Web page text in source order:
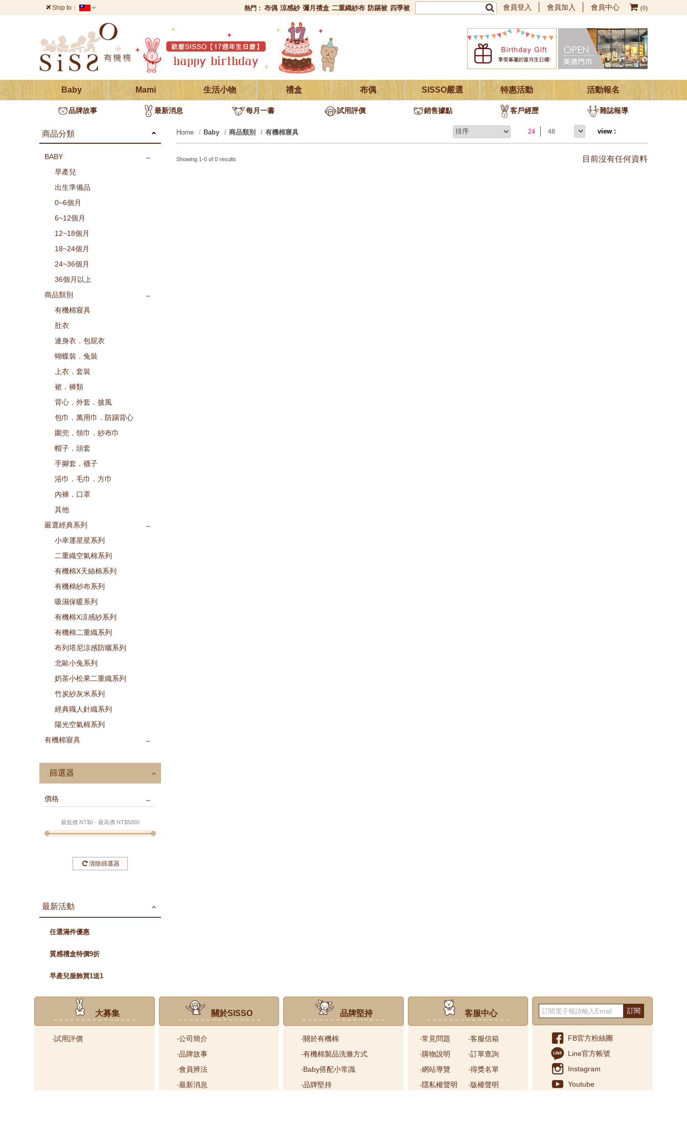
(0)
會員登入 會員加入 會員中心
Ship to：
香港 義大利 葡萄牙
瑞士 奧地利 波蘭
加拿大
澳大利亞
南非
熱門： 布偶 涼感紗 彌月禮盒 二重織紗布 防踢被 四季被
Baby Mami 生活小物 禮盒 布偶 SISSO嚴選 特惠活動 活動報名
品牌故事 最新消息 每月一書 試用評價 銷售據點 客戶經歷 雜誌報導
商品分類
BABY
早產兒
出生準備品
0~6個月
6~12個月
12~18個月
18~24個月
24~36個月
36個月以上
商品類別
有機棉寢具
肚衣
連身衣．包屁衣
蝴蝶裝．兔裝
上衣．套裝
裙．褲類
背心．外套．披風
包巾．萬用巾．防踢背心
圍兜．領巾．紗布巾
帽子．頭套
手腳套．襪子
浴巾．毛巾．方巾
內褲．口罩
其他
嚴選經典系列
小幸運星星系列
二重織空氣棉系列
有機棉X天絲棉系列
有機棉紗布系列
吸濕保暖系列
有機棉X涼感紗系列
有機棉二重織系列
布列塔尼涼感防曬系列
北歐小兔系列
奶茶小松果二重織系列
竹炭紗灰米系列
經典職人針織系列
陽光空氣棉系列
有機棉寢具
篩選器
價格
最低價 NT$0 - 最高價 NT$5000
清除篩選器
最新活動
任選滿件優惠
質感禮盒特價9折
早產兒服飾買1送1
Home Baby 商品類別 有機棉寢具 24 48
Showing 1-0 of 0 results 目前沒有任何資料
大募集
‧試用評價
關於SISSO
‧公司簡介
‧品牌故事
‧會員辨法
‧最新消息
品牌堅持
‧關於有機棉
‧有機棉製品洗滌方式
‧Baby搭配小常識
‧品牌堅持
客服中心
‧常見問題
‧客服信箱
‧購物說明
‧訂單查詢
‧網站導覽
‧得獎名單
‧隱私權聲明
‧版權聲明
訂閱
FB官方粉絲團
Line官方帳號
Instagram
Youtube